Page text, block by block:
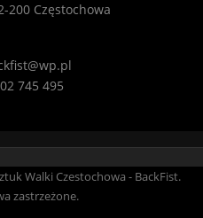
200 Częstochowa
745 495
Walki Czestochowa - BackFist.
zastrzeżone.